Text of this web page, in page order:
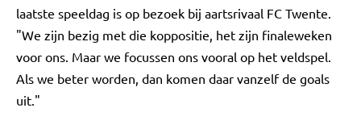
laatste speeldag is op bezoek bij aartsrivaal FC Twente.
"We zijn bezig met die koppositie, het zijn finaleweken
voor ons. Maar we focussen ons vooral op het veldspel.
Als we beter worden, dan komen daar vanzelf de goals
uit."